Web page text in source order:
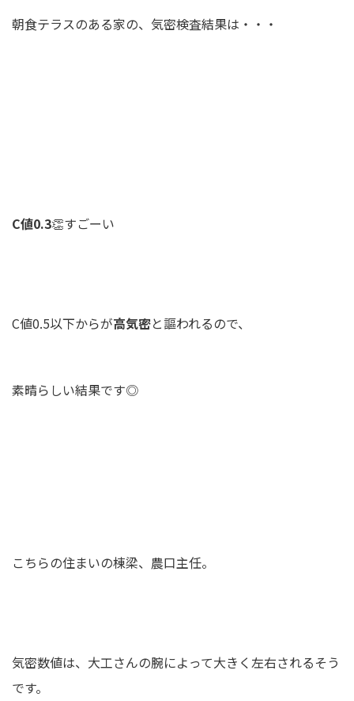
朝食テラスのある家の、気密検査結果は・・・
C値0.3👏すごーい
C値0.5以下からが高気密と謳われるので、
素晴らしい結果です◎
こちらの住まいの棟梁、農口主任。
気密数値は、大工さんの腕によって大きく左右されるそう
です。